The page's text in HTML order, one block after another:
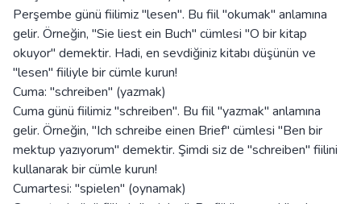
Perşembe günü fiilimiz "lesen". Bu fiil "okumak" anlamına
gelir. Örneğin, "Sie liest ein Buch" cümlesi "O bir kitap
okuyor" demektir. Hadi, en sevdiğiniz kitabı düşünün ve
"lesen" fiiliyle bir cümle kurun!
Cuma: "schreiben" (yazmak)
Cuma günü fiilimiz "schreiben". Bu fiil "yazmak" anlamına
gelir. Örneğin, "Ich schreibe einen Brief" cümlesi "Ben bir
mektup yazıyorum" demektir. Şimdi siz de "schreiben" fiilini
kullanarak bir cümle kurun!
Cumartesi: "spielen" (oynamak)